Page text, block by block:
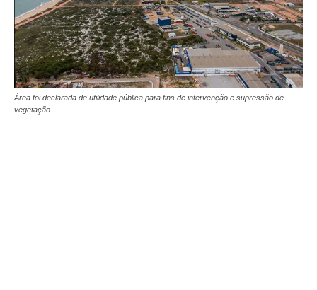
Área foi declarada de utilidade pública para fins de intervenção e supressão de
vegetação